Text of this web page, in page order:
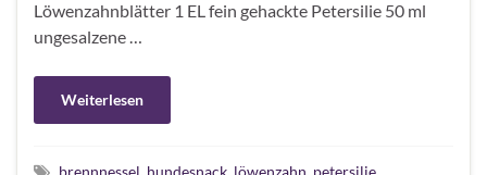
Löwenzahnblätter 1 EL fein gehackte Petersilie 50 ml
ungesalzene …
Weiterlesen
brennnessel, hundesnack, löwenzahn, petersilie,